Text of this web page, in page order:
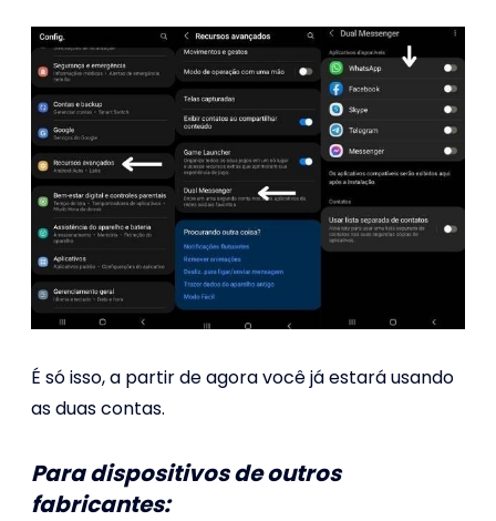
É só isso, a partir de agora você já estará usando
as duas contas.
Para dispositivos de outros
fabricantes: